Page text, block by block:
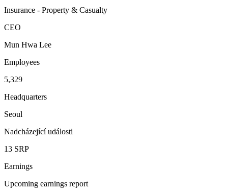
Insurance - Property & Casualty
CEO
Mun Hwa Lee
Employees
5,329
Headquarters
Seoul
Nadcházející události
13 SRP
Earnings
Upcoming earnings report